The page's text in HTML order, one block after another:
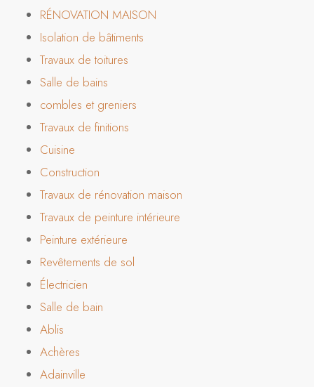
RÉNOVATION MAISON
Isolation de bâtiments
Travaux de toitures
Salle de bains
combles et greniers
Travaux de finitions
Cuisine
Construction
Travaux de rénovation maison
Travaux de peinture intérieure
Peinture extérieure
Revêtements de sol
Électricien
Salle de bain
Ablis
Achères
Adainville